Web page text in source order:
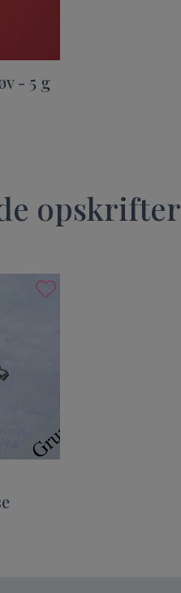
- 5 g
opskrifter